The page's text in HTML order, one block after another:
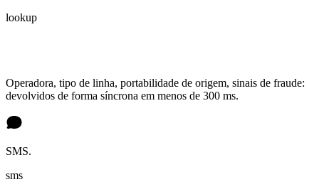
lookup
Operadora, tipo de linha, portabilidade de origem, sinais de fraude:
devolvidos de forma síncrona em menos de 300 ms.
SMS.
sms